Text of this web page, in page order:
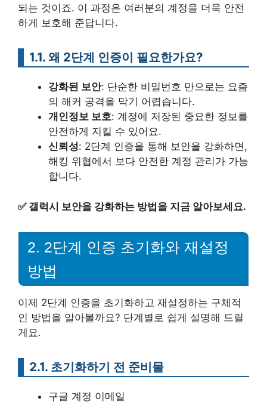
되는 것이죠. 이 과정은 여러분의 계정을 더욱 안전
하게 보호해 준답니다.
1.1. 왜 2단계 인증이 필요한가요?
강화된 보안: 단순한 비밀번호 만으로는 요즘
의 해커 공격을 막기 어렵습니다.
개인정보 보호: 계정에 저장된 중요한 정보를
안전하게 지킬 수 있어요.
신뢰성: 2단계 인증을 통해 보안을 강화하면,
해킹 위협에서 보다 안전한 계정 관리가 가능
합니다.
✅ 갤럭시 보안을 강화하는 방법을 지금 알아보세요.
2. 2단계 인증 초기화와 재설정
방법
이제 2단계 인증을 초기화하고 재설정하는 구체적
인 방법을 알아볼까요? 단계별로 쉽게 설명해 드릴
게요.
2.1. 초기화하기 전 준비물
구글 계정 이메일